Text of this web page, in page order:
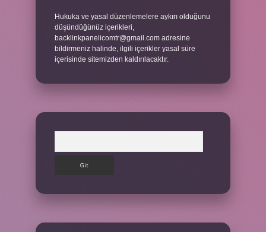
Hukuka ve yasal düzenlemelere aykırı olduğunu
düşündüğünüz içerikleri,
backlinkpanelicomtr@gmail.com adresine
bildirmeniz halinde, ilgili içerikler yasal süre
içerisinde sitemizden kaldırılacaktır.